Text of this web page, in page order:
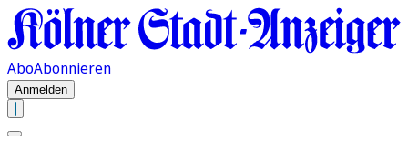
AboAbonnieren
Anmelden